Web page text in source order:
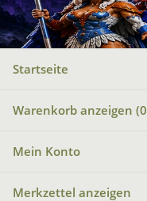
Startseite
Warenkorb anzeigen (0
Mein Konto
Merkzettel anzeigen